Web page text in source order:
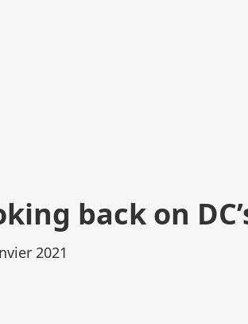
back on
2021